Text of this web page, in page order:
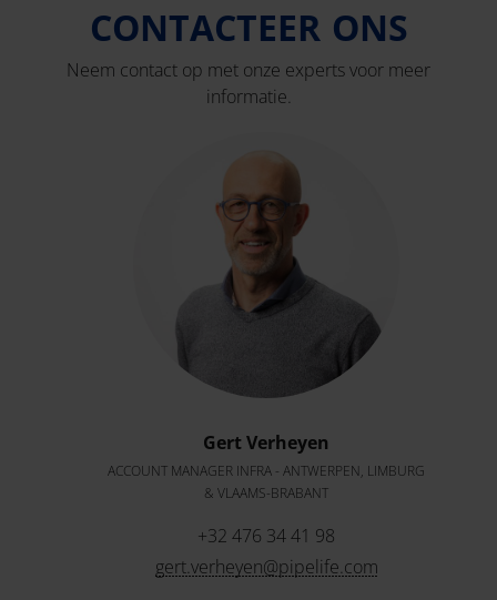
CONTACTEER ONS
Neem contact op met onze experts voor meer
informatie.
Gert Verheyen
ACCOUNT MANAGER INFRA - ANTWERPEN, LIMBURG
& VLAAMS-BRABANT
+32 476 34 41 98
gert.verheyen@pipelife.com